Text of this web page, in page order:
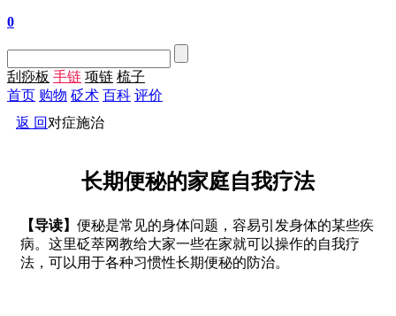
0
刮痧板 手链 项链 梳子
首页 购物 砭术 百科 评价
返 回 对症施治
长期便秘的家庭自我疗法
【导读】 便秘是常见的身体问题，容易引发身体的某些疾
病。这里砭萃网教给大家一些在家就可以操作的自我疗
法，可以用于各种习惯性长期便秘的防治。